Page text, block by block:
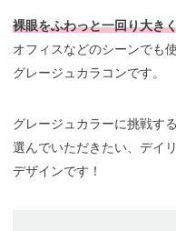
裸眼をふわっと一回り大き
オフィスなどのシーンでも
グレージュカラコンです。
グレージュカラーに挑戦す
選んでいただきたい、デイ
デザインです！